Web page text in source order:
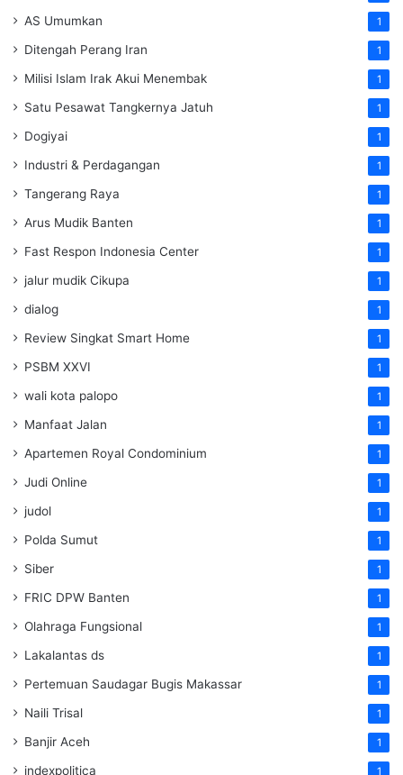
AS Umumkan 1
Ditengah Perang Iran 1
Milisi Islam Irak Akui Menembak 1
Satu Pesawat Tangkernya Jatuh 1
Dogiyai 1
Industri & Perdagangan 1
Tangerang Raya 1
Arus Mudik Banten 1
Fast Respon Indonesia Center 1
jalur mudik Cikupa 1
dialog 1
Review Singkat Smart Home 1
PSBM XXVI 1
wali kota palopo 1
Manfaat Jalan 1
Apartemen Royal Condominium 1
Judi Online 1
judol 1
Polda Sumut 1
Siber 1
FRIC DPW Banten 1
Olahraga Fungsional 1
Lakalantas ds 1
Pertemuan Saudagar Bugis Makassar 1
Naili Trisal 1
Banjir Aceh 1
indexpolitica 1